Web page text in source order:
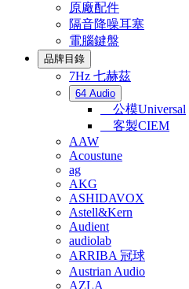
原廠配件
隔音降噪耳塞
電腦鍵盤
品牌目錄
7Hz 七赫茲
64 Audio
公模Universal
客製CIEM
AAW
Acoustune
ag
AKG
ASHIDAVOX
Astell&Kern
Audient
audiolab
ARRIBA 冠球
Austrian Audio
AZLA